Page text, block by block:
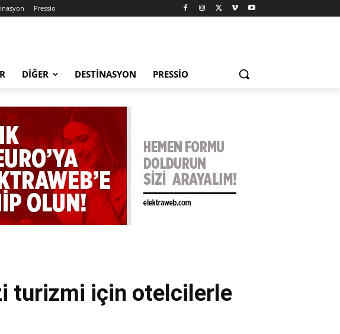
Pressio
DIĞER DESTINASYON PRESSIO
turizmi için otelcilerle